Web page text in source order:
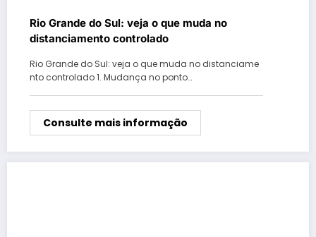
Rio Grande do Sul: veja o que muda no
distanciamento controlado
Rio Grande do Sul: veja o que muda no distanciame
nto controlado 1. Mudança no ponto…
Consulte mais informação